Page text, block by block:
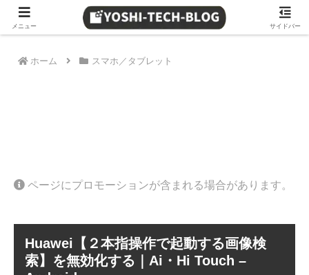
≫ Amazon 日替わりタイムセール
ホーム スマホ／タブレット
ページにプロモーションが含まれる場合があります。
Huawei【２本指操作で起動する画像検
索】を無効化する｜Ai・Hi Touch –
メニュー サイドバー